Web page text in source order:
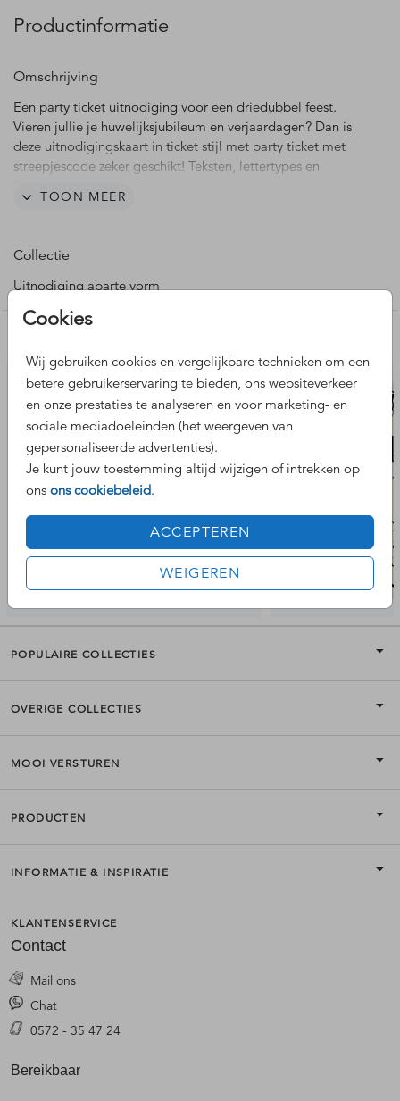
Cookies
Wij gebruiken cookies en vergelijkbare technieken om een
betere gebruikerservaring te bieden, ons websiteverkeer
en onze prestaties te analyseren en voor marketing- en
sociale mediadoeleinden (het weergeven van
gepersonaliseerde advertenties).
Je kunt jouw toestemming altijd wijzigen of intrekken op
ons ons cookiebeleid.
ACCEPTEREN
WEIGEREN
Productinformatie
Omschrijving
Een party ticket uitnodiging voor een driedubbel feest.
Vieren jullie je huwelijksjubileum en verjaardagen? Dan is
deze uitnodigingskaart in ticket stijl met party ticket met
streepjescode zeker geschikt! Teksten, lettertypes en
eigen foto toe en maak de uitnodiging zo nog extra
TOON MEER
Collectie
Uitnodiging aparte vorm
POPULAIRE COLLECTIES
OVERIGE COLLECTIES
MOOI VERSTUREN
PRODUCTEN
INFORMATIE & INSPIRATIE
KLANTENSERVICE
Contact
Mail ons
Chat
0572 - 35 47 24
Bereikbaar